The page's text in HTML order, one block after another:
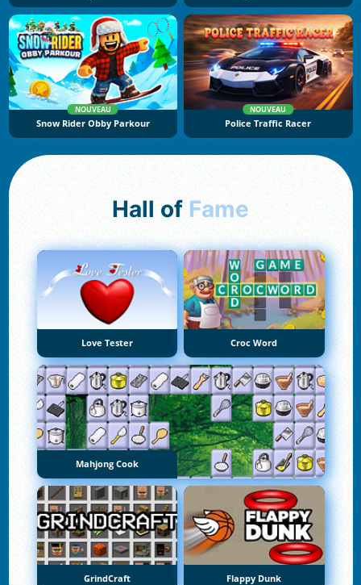
NOUVEAU
Snow Rider Obby Parkour
NOUVEAU
Police Traffic Racer
Hall of Fame
Love Tester Croc Word
Mahjong Cook
GrindCraft Flappy Dunk